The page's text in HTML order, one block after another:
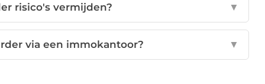
risico's vermijden? ▼
via een immokantoor? ▼